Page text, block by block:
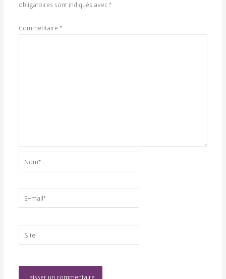
obligatoires sont indiqués avec*
Commentaire *
mail*